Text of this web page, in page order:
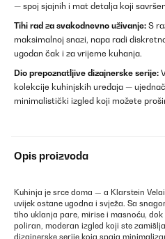
— spoj sjajnih i mat detalja koji
Tihi rad za svakodnevno uživanje: S
maksimalnoj snazi, napa radi
ugodan čak i za vrijeme kuhanja.
Dio prepoznatljive dizajnerske serije:
kolekcije kuhinjskih uređaja —
minimalistički izgled koji možete
Opis proizvoda
Kuhinja je srce doma — a Klarstein
uvijek ostane ugodna i svježa. Sa
tiho uklanja pare, mirise i masnoću,
poliran, moderan izgled koji ste
dizajnerske serije koja spaja